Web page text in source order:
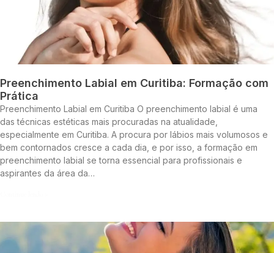
Preenchimento Labial em Curitiba: Formação com
Prática
Preenchimento Labial em Curitiba O preenchimento labial é uma
das técnicas estéticas mais procuradas na atualidade,
especialmente em Curitiba. A procura por lábios mais volumosos e
bem contornados cresce a cada dia, e por isso, a formação em
preenchimento labial se torna essencial para profissionais e
aspirantes da área da…